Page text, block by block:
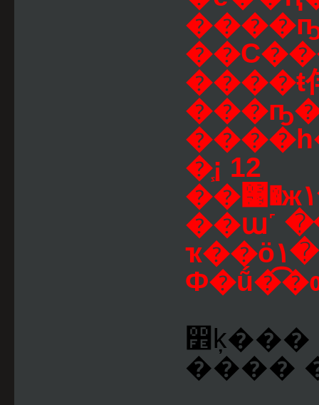
����ŧ
�֧¡ 12
��͹�ж١��Ѵ�ͧ����Ҫԧ�֧�͡�ҡ�
��ա˹
ҡ��ö١��ͤ��� �ú¡�����ȹ쪹
෾ķ���